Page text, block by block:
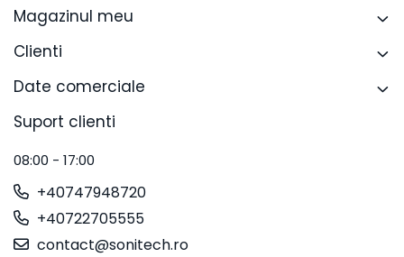
Magazinul meu
Clienti
Date comerciale
Suport clienti
08:00 - 17:00
+40747948720
+40722705555
contact@sonitech.ro